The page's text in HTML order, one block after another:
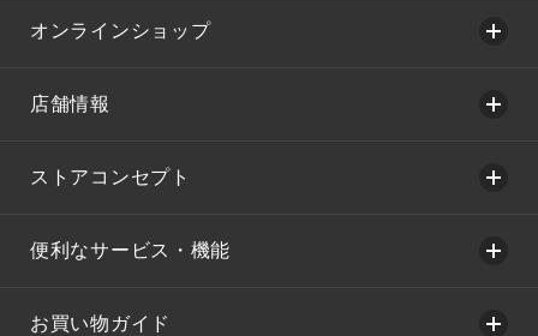
オンラインショップ
店舗情報
ストアコンセプト
便利なサービス・機能
お買い物ガイド